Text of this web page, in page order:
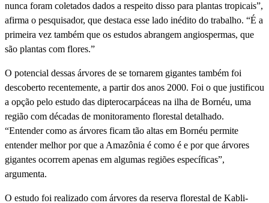
nunca foram coletados dados a respeito disso para plantas tropicais”,
afirma o pesquisador, que destaca esse lado inédito do trabalho. “É a
primeira vez também que os estudos abrangem angiospermas, que
são plantas com flores.”
O potencial dessas árvores de se tornarem gigantes também foi
descoberto recentemente, a partir dos anos 2000. Foi o que justificou
a opção pelo estudo das dipterocarpáceas na ilha de Bornéu, uma
região com décadas de monitoramento florestal detalhado.
“Entender como as árvores ficam tão altas em Bornéu permite
entender melhor por que a Amazônia é como é e por que árvores
gigantes ocorrem apenas em algumas regiões específicas”,
argumenta.
O estudo foi realizado com árvores da reserva florestal de Kabli-